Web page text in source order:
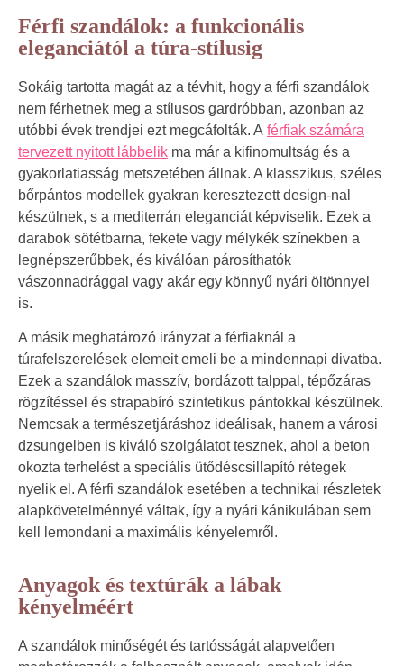
Férfi szandálok: a funkcionális
eleganciától a túra-stílusig
Sokáig tartotta magát az a tévhit, hogy a férfi szandálok
nem férhetnek meg a stílusos gardróbban, azonban az
utóbbi évek trendjei ezt megcáfolták. A férfiak számára
tervezett nyitott lábbelik ma már a kifinomultság és a
gyakorlatiasság metszetében állnak. A klasszikus, széles
bőrpántos modellek gyakran keresztezett design-nal
készülnek, s a mediterrán eleganciát képviselik. Ezek a
darabok sötétbarna, fekete vagy mélykék színekben a
legnépszerűbbek, és kiválóan párosíthatók
vászonnadrággal vagy akár egy könnyű nyári öltönnyel
is.
A másik meghatározó irányzat a férfiaknál a
túrafelszerelések elemeit emeli be a mindennapi divatba.
Ezek a szandálok masszív, bordázott talppal, tépőzáras
rögzítéssel és strapabíró szintetikus pántokkal készülnek.
Nemcsak a természetjáráshoz ideálisak, hanem a városi
dzsungelben is kiváló szolgálatot tesznek, ahol a beton
okozta terhelést a speciális ütődéscsillapító rétegek
nyelik el. A férfi szandálok esetében a technikai részletek
alapkövetelménnyé váltak, így a nyári kánikulában sem
kell lemondani a maximális kényelemről.
Anyagok és textúrák a lábak
kényelméért
A szandálok minőségét és tartósságát alapvetően